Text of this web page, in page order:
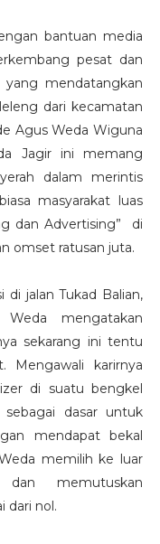
bantuan media
pesat dan
yang mendatangkan
dari kecamatan
Agus Weda Wiguna
Jagir ini memang
dalam merintis
masyarakat luas
dan Advertising” di
omset ratusan juta.
di jalan Tukad Balian,
mengatakan
sekarang ini tentu
Mengawali karirnya
di suatu bengkel
dasar untuk
mendapat bekal
memilih ke luar
dan memutuskan
dari nol.